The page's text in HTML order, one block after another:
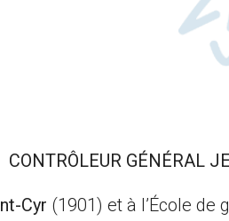
CONTRÔLEUR GÉNÉRAL
Cyr (1901) et à l’École de